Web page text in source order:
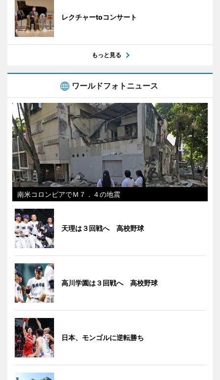
レクチャーtoコンサート
もっと見る
ワールドフォトニュース
南米コロンビアでＭ７．４の地震
天理は３回戦へ 高校野球
高川学園は３回戦へ 高校野球
日本、モンゴルに逆転勝ち